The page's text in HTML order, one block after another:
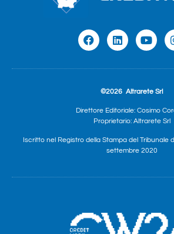
©2026 Altrarete Srl
Direttore Editoriale: Cosimo
Proprietario: Altrarete Srl
Iscritto nel Registro della Stampa del Tribunale
settembre 2020